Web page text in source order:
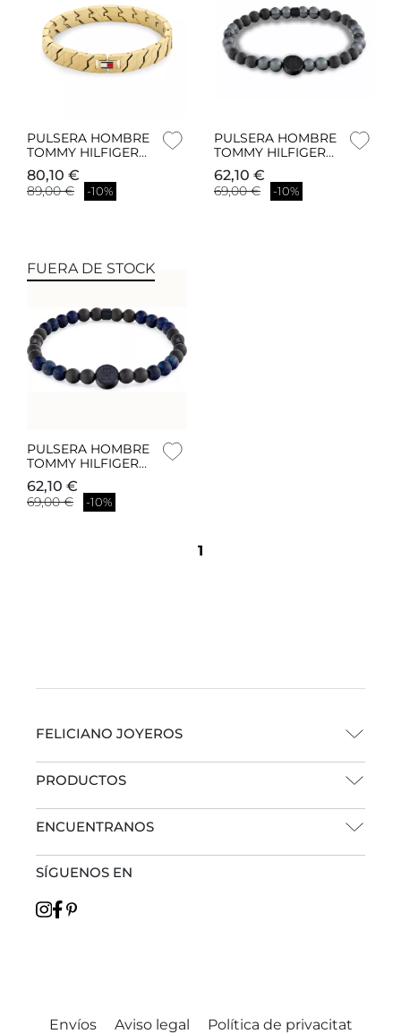
PULSERA HOMBRE
TOMMY HILFIGER
LARS 2790620
80,10 €
89,00 € -10%
PULSERA HOMBRE
TOMMY HILFIGER
TH85 CARBON
2790625
62,10 €
69,00 € -10%
FUERA DE STOCK
PULSERA HOMBRE
TOMMY HILFIGER
TH85 CARBON
2790626
62,10 €
69,00 € -10%
1
FELICIANO JOYEROS
PRODUCTOS
ENCUENTRANOS
SÍGUENOS EN
Envíos Aviso legal Política de privacitat